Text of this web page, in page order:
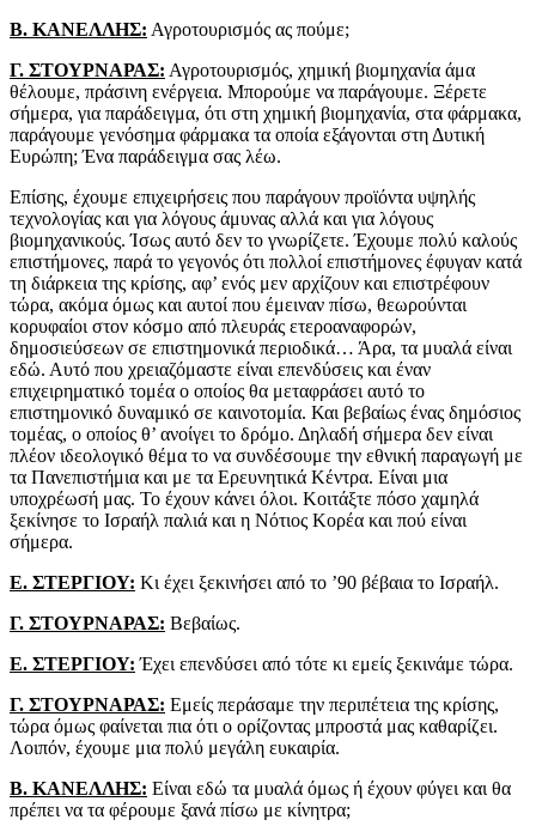
Β. ΚΑΝΕΛΛΗΣ: Αγροτουρισμός ας πούμε;
Γ. ΣΤΟΥΡΝΑΡΑΣ: Αγροτουρισμός, χημική βιομηχανία άμα
θέλουμε, πράσινη ενέργεια. Μπορούμε να παράγουμε. Ξέρετε
σήμερα, για παράδειγμα, ότι στη χημική βιομηχανία, στα φάρμακα,
παράγουμε γενόσημα φάρμακα τα οποία εξάγονται στη Δυτική
Ευρώπη; Ένα παράδειγμα σας λέω.
Επίσης, έχουμε επιχειρήσεις που παράγουν προϊόντα υψηλής
τεχνολογίας και για λόγους άμυνας αλλά και για λόγους
βιομηχανικούς. Ίσως αυτό δεν το γνωρίζετε. Έχουμε πολύ καλούς
επιστήμονες, παρά το γεγονός ότι πολλοί επιστήμονες έφυγαν κατά
τη διάρκεια της κρίσης, αφ’ ενός μεν αρχίζουν και επιστρέφουν
τώρα, ακόμα όμως και αυτοί που έμειναν πίσω, θεωρούνται
κορυφαίοι στον κόσμο από πλευράς ετεροαναφορών,
δημοσιεύσεων σε επιστημονικά περιοδικά… Άρα, τα μυαλά είναι
εδώ. Αυτό που χρειαζόμαστε είναι επενδύσεις και έναν
επιχειρηματικό τομέα ο οποίος θα μεταφράσει αυτό το
επιστημονικό δυναμικό σε καινοτομία. Και βεβαίως ένας δημόσιος
τομέας, ο οποίος θ’ ανοίγει το δρόμο. Δηλαδή σήμερα δεν είναι
πλέον ιδεολογικό θέμα το να συνδέσουμε την εθνική παραγωγή με
τα Πανεπιστήμια και με τα Ερευνητικά Κέντρα. Είναι μια
υποχρέωσή μας. Το έχουν κάνει όλοι. Κοιτάξτε πόσο χαμηλά
ξεκίνησε το Ισραήλ παλιά και η Νότιος Κορέα και πού είναι
σήμερα.
Ε. ΣΤΕΡΓΙΟΥ: Κι έχει ξεκινήσει από το ’90 βέβαια το Ισραήλ.
Γ. ΣΤΟΥΡΝΑΡΑΣ: Βεβαίως.
Ε. ΣΤΕΡΓΙΟΥ: Έχει επενδύσει από τότε κι εμείς ξεκινάμε τώρα.
Γ. ΣΤΟΥΡΝΑΡΑΣ: Εμείς περάσαμε την περιπέτεια της κρίσης,
τώρα όμως φαίνεται πια ότι ο ορίζοντας μπροστά μας καθαρίζει.
Λοιπόν, έχουμε μια πολύ μεγάλη ευκαιρία.
Β. ΚΑΝΕΛΛΗΣ: Είναι εδώ τα μυαλά όμως ή έχουν φύγει και θα
πρέπει να τα φέρουμε ξανά πίσω με κίνητρα;